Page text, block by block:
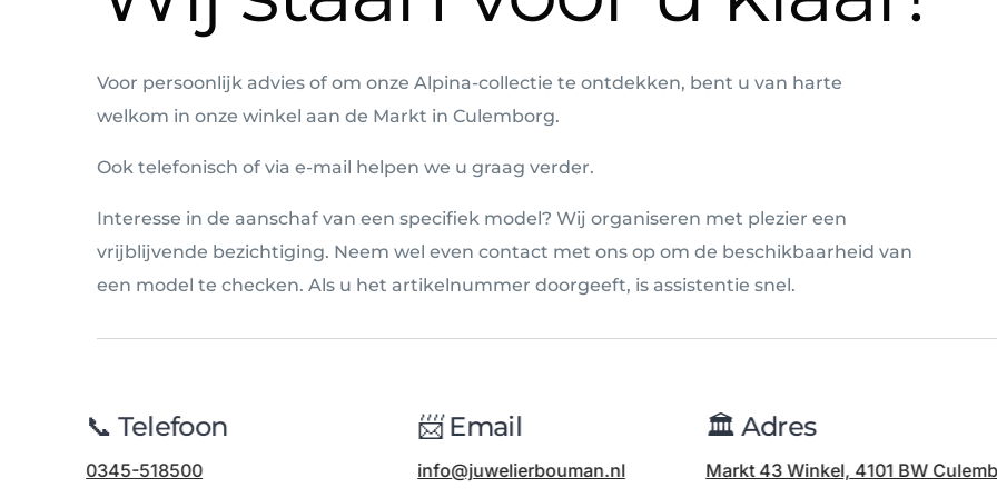
Voor persoonlijk advies of om onze Alpina-collectie te ontdekken, bent u van harte
welkom in onze winkel aan de Markt in Culemborg.
Ook telefonisch of via e-mail helpen we u graag verder.
Interesse in de aanschaf van een specifiek model? Wij organiseren met plezier een
vrijblijvende bezichtiging. Neem wel even contact met ons op om de beschikbaarheid van
een model te checken. Als u het artikelnummer doorgeeft, is assistentie snel.
📞 Telefoon
0345-518500
📨 Email
info@juwelierbouman.nl
🏛️ Adres
Markt 43 Winkel, 4101 BW